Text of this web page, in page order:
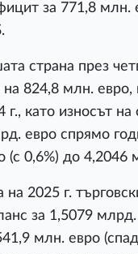
за 771,8 млн.
страна през
824,8 млн.
като износът
евро спрямо
(с 0,6%) до 4,2046
2025 г.
за 1,5079
млн. евро